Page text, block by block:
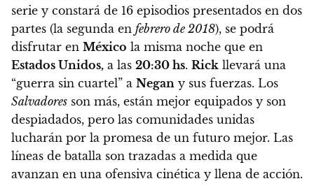
serie y constará de 16 episodios presentados en dos
partes (la segunda en febrero de 2018), se podrá
disfrutar en México la misma noche que en
Estados Unidos, a las 20:30 hs. Rick llevará una
“guerra sin cuartel” a Negan y sus fuerzas. Los
Salvadores son más, están mejor equipados y son
despiadados, pero las comunidades unidas
lucharán por la promesa de un futuro mejor. Las
líneas de batalla son trazadas a medida que
avanzan en una ofensiva cinética y llena de acción.